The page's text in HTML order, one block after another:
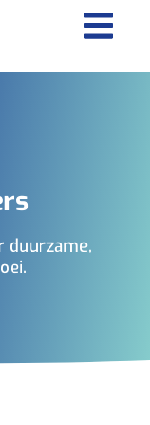
duurzame,